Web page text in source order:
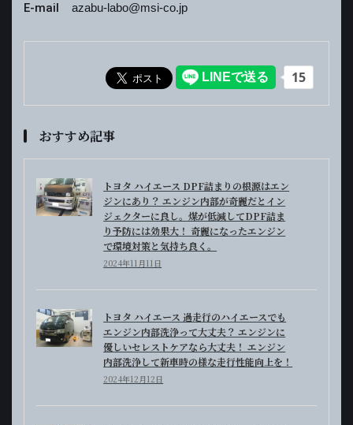
E-mail azabu-labo@msi-co.jp
おすすめ記事
トヨタ ハイエース DPF詰まりの根源はエン
ジンにあり？ エンジン内部が奇麗だとイン
ジェクターに良し。煤が低減してDPF詰ま
り予防には効果大！ 奇麗になったエンジン
で環境対策と気持ち良く。
2024年11月11日
トヨタ ハイエース 過走行のハイエースでも
エンジン内部洗浄って大丈夫？ エンジンに
優しいセレストケアなら大丈夫！ エンジン
内部洗浄して新車時の様な走行性能向上を！
2024年12月12日